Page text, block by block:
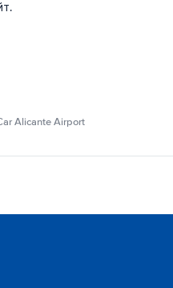
Alicante Airport